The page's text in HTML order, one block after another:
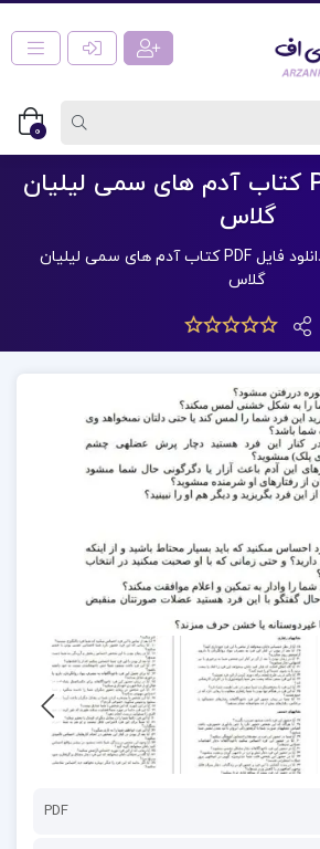
0
دانلود فایل PDF کتاب آدم های سمی لیلیان
گلاس
دانلود فایل PDF کتاب آدم های سمی لیلیان
گلاس
PDF